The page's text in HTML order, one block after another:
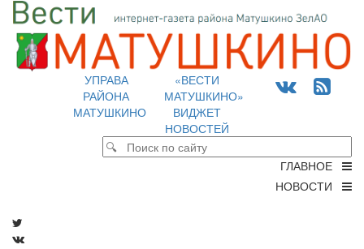
УПРАВА
РАЙОНА
МАТУШКИНО
«ВЕСТИ
МАТУШКИНО»
ВИДЖЕТ
НОВОСТЕЙ
ГЛАВНОЕ
НОВОСТИ